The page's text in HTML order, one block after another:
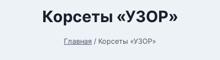
Корсеты «УЗОР»
Главная / Корсеты «УЗОР»